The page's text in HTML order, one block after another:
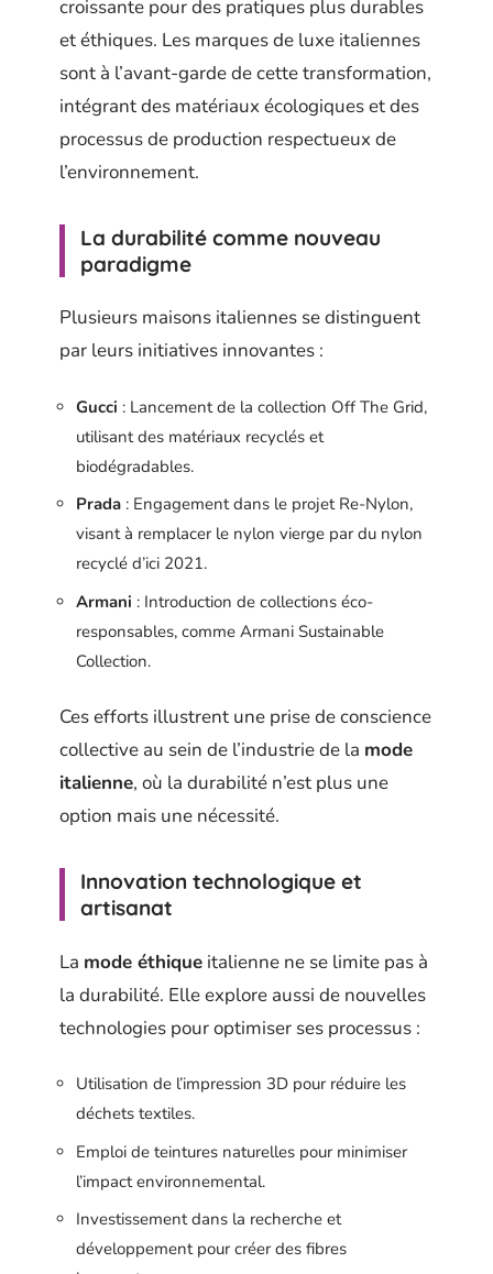
croissante pour des pratiques plus durables
et éthiques. Les marques de luxe italiennes
sont à l’avant-garde de cette transformation,
intégrant des matériaux écologiques et des
processus de production respectueux de
l’environnement.
La durabilité comme nouveau
paradigme
Plusieurs maisons italiennes se distinguent
par leurs initiatives innovantes :
Gucci : Lancement de la collection Off The Grid,
utilisant des matériaux recyclés et
biodégradables.
Prada : Engagement dans le projet Re-Nylon,
visant à remplacer le nylon vierge par du nylon
recyclé d’ici 2021.
Armani : Introduction de collections éco-
responsables, comme Armani Sustainable
Collection.
Ces efforts illustrent une prise de conscience
collective au sein de l’industrie de la mode
italienne, où la durabilité n’est plus une
option mais une nécessité.
Innovation technologique et
artisanat
La mode éthique italienne ne se limite pas à
la durabilité. Elle explore aussi de nouvelles
technologies pour optimiser ses processus :
Utilisation de l’impression 3D pour réduire les
déchets textiles.
Emploi de teintures naturelles pour minimiser
l’impact environnemental.
Investissement dans la recherche et
développement pour créer des fibres